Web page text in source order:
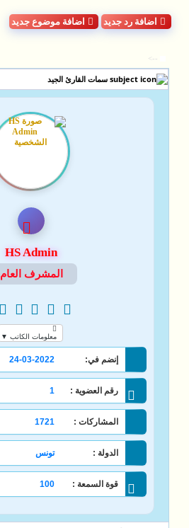
اضافة رد جديد اضافة موضوع جديد
-->
سمات القارئ الجيد
HS Admin
المشرف العام
معلومات الكاتب ▼
إنضم في: 24-03-2022
رقم العضوية : 1
المشاركات : 1721
الدولة : تونس
قوة السمعة : 100